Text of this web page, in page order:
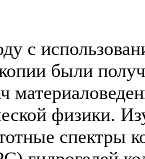
с
были
физики.
спектры